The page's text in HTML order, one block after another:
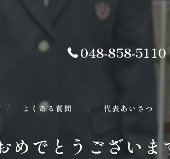
048-858-5110
よくある質問 代表あいさつ
めでとうございま